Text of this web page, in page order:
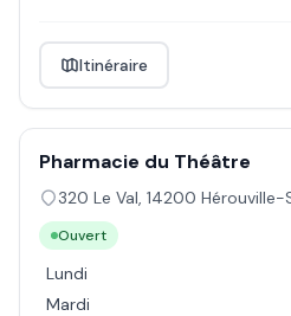
Itinéraire
Pharmacie du Théâtre
320 Le Val, 14200
Ouvert
Lundi
Mardi